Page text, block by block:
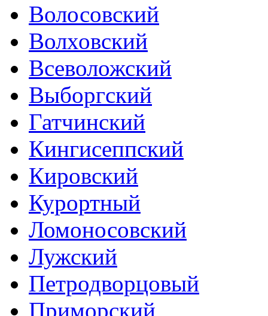
Волосовский
Волховский
Всеволожский
Выборгский
Гатчинский
Кингисеппский
Кировский
Курортный
Ломоносовский
Лужский
Петродворцовый
Приморский